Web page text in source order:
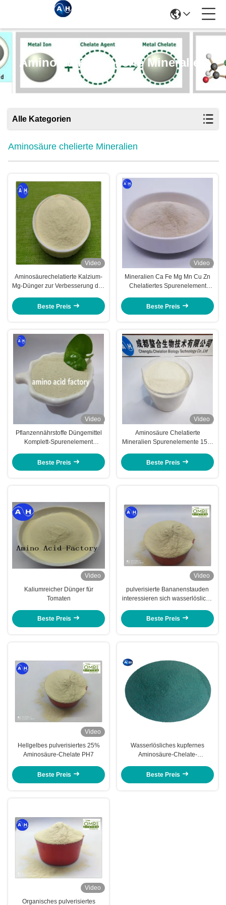
Aminosäure Chelierte Mineralien
Alle Kategorien
Aminosäure chelierte Mineralien
Video
Aminosäurechelatierte Kalzium-
Mg-Dünger zur Verbesserung des
von Trauben
Beste Preis
Video
Mineralien Ca Fe Mg Mn Cu Zn
Chelatiertes Spurenelement
Dünger
Beste Preis
Video
Pflanzennährstoffe Düngemittel
Komplett-Spurenelement
Aminosäure Chelatierte
Mineralien
Beste Preis
Video
Aminosäure Chelatierte
Mineralien Spurenelemente 15%
Stressverträglichkeit von Pflanzen
Beste Preis
Video
Kaliumreicher Dünger für
Tomaten
Beste Preis
Video
pulverisierte Bananenstauden
interessieren sich wasserlösliche
Düngemittel
Beste Preis
Video
Hellgelbes pulverisiertes 25%
Aminosäure-Chelate PH7
Beste Preis
Wasserlösliches kupfernes
Aminosäure-Chelate-
Beste Preis
Video
Organisches pulverisiertes